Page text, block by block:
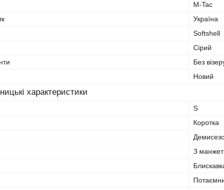
M-Tac
Україна
Softshell
Сірий
Без
Новий
характеристики
S
Коротка
З